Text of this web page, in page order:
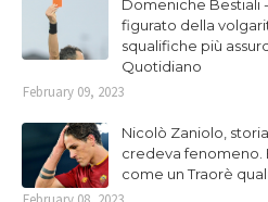
Domeniche Bestiali
figurato della
squalifiche più
Quotidiano
February 09, 2023
Nicolò Zaniolo,
credeva fenomeno.
come un Traorè